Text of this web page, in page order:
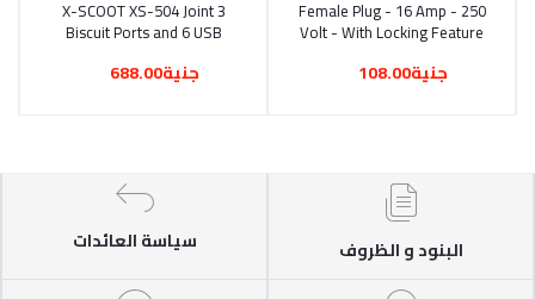
أضف إلى السلة
Female Plug - 16 Amp - 250
Volt - With Locking Feature
جنية108.00
أضف إلى السلة
X-SCOOT XS-504 Joint 3
Biscuit Ports and 6 USB
Watts. Safety Lock Button.
جنية688.00
البنود و الظروف سياسة العائدات